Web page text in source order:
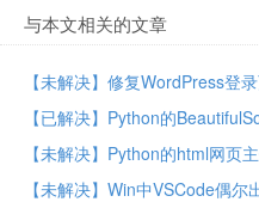
与本文相关的文章
【未解决】Python的html网页
【未解决】Win中VSCode偶